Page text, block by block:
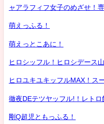
ャアラフィフ女子のめざせ！
萌えっふる！
萌えっとこあに！
ヒロシッフル！ヒロシデース
ヒロユキユキッフルMAX！ス
徹夜DEテツヤッフル!！レトロ
剛Q超児ともっふる！